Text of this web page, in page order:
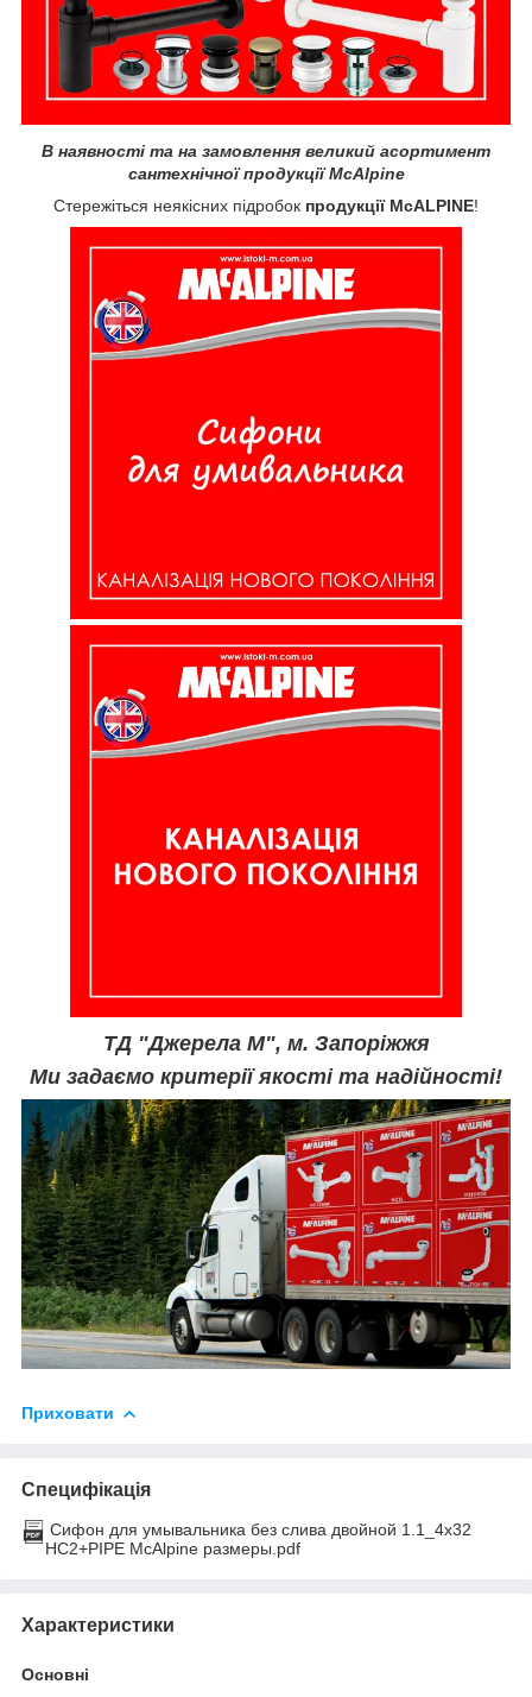
В наявності та на замовлення великий асортимент
сантехнічної продукції McAlpine
Стережіться неякісних підробок продукції McALPINE!
ТД "Джерела М", м. Запоріжжя
Ми задаємо критерії якості та надійності!
Приховати
Специфікація
Сифон для умывальника без слива двойной 1.1_4x32
HC2+PIPE McAlpine размеры.pdf
Характеристики
Основні